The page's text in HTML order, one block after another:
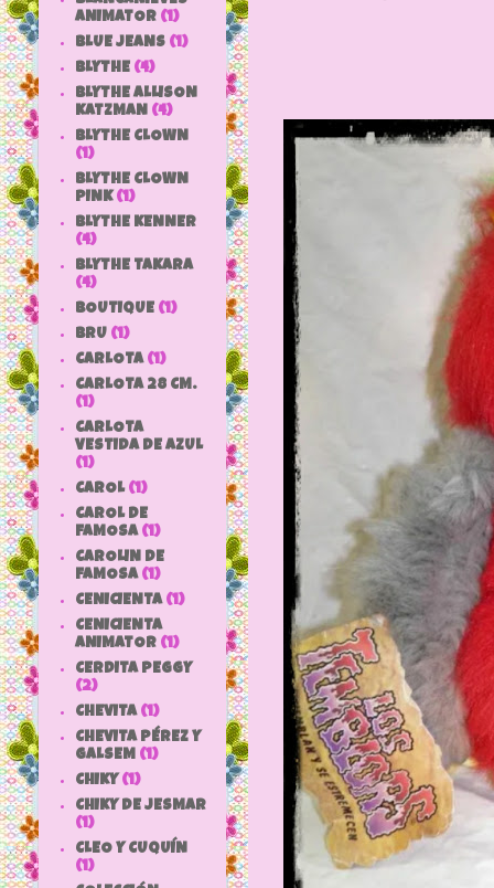
ANIMATOR (1)
BLUE JEANS (1)
BLYTHE (4)
BLYTHE ALLISON
KATZMAN (4)
BLYTHE CLOWN
(1)
BLYTHE CLOWN
PINK (1)
BLYTHE KENNER
(4)
BLYTHE TAKARA
(4)
BOUTIQUE (1)
BRU (1)
CARLOTA (1)
CARLOTA 28 CM.
(1)
CARLOTA
VESTIDA DE AZUL
(1)
CAROL (1)
CAROL DE
FAMOSA (1)
CAROLIN DE
FAMOSA (1)
CENICIENTA (1)
CENICIENTA
ANIMATOR (1)
CERDITA PEGGY
(2)
CHEVITA (1)
CHEVITA PÉREZ Y
GALSEM (1)
CHIKY (1)
CHIKY DE JESMAR
(1)
CLEO Y CUQUÍN
(1)